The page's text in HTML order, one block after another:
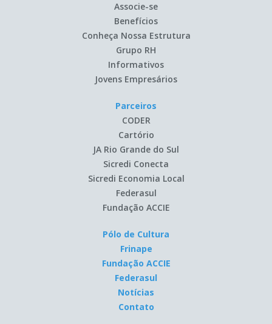
Associe-se
Benefícios
Conheça Nossa Estrutura
Grupo RH
Informativos
Jovens Empresários
Parceiros
CODER
Cartório
JA Rio Grande do Sul
Sicredi Conecta
Sicredi Economia Local
Federasul
Fundação ACCIE
Pólo de Cultura
Frinape
Fundação ACCIE
Federasul
Notícias
Contato